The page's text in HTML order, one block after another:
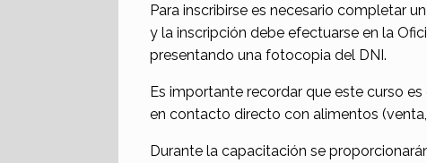
Para inscribirse es necesario completar
y la inscripción debe efectuarse en la
presentando una fotocopia del DNI.
Es importante recordar que este curso
en contacto directo con alimentos
Durante la capacitación se